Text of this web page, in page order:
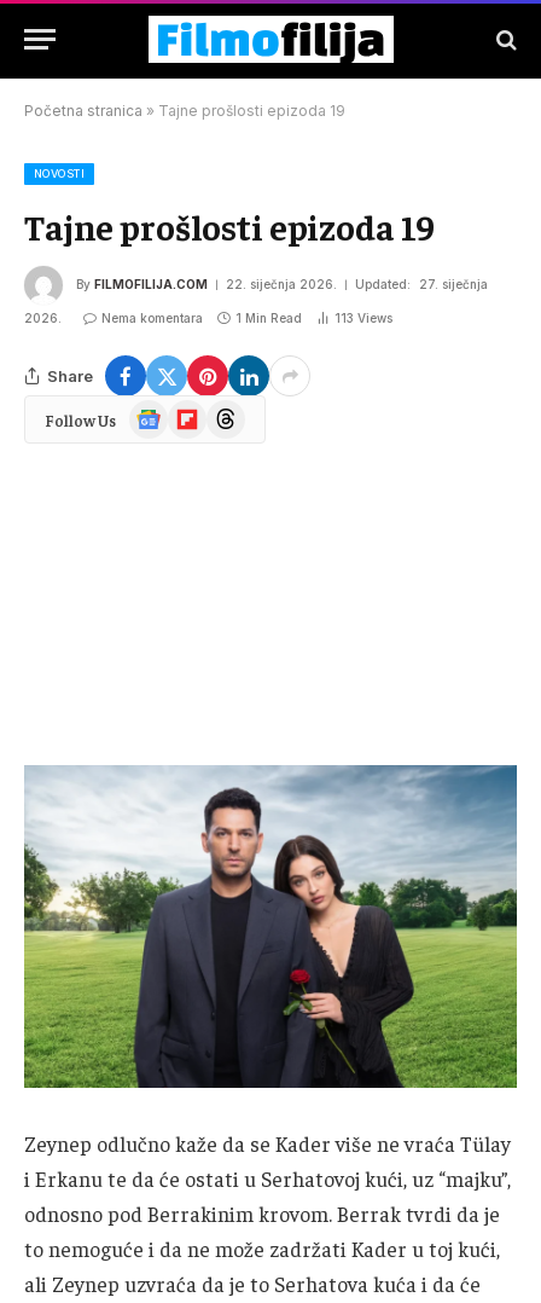
Početna stranica » Tajne prošlosti epizoda 19
NOVOSTI
Tajne prošlosti epizoda 19
By FILMOFILIJA.COM 22. siječnja 2026. Updated: 27. siječnja
2026. Nema komentara 1 Min Read 113 Views
Share
Follow Us
Google
News
FlipboardThreads
Zeynep odlučno kaže da se Kader više ne vraća Tülay
i Erkanu te da će ostati u Serhatovoj kući, uz “majku”,
odnosno pod Berrakinim krovom. Berrak tvrdi da je
to nemoguće i da ne može zadržati Kader u toj kući,
ali Zeynep uzvraća da je to Serhatova kuća i da će